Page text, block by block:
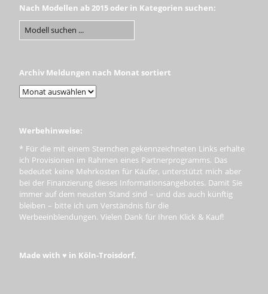
Nach Modellen ab 2015 oder in Kategorien suchen:
Archiv Meldungen nach Monat sortiert
Werbehinweise:
* Für die mit einem Sternchen gekennzeichneten Links erhalte
ich Provisionen im Rahmen eines Partnerprogramms. Das
bedeutet keine Mehrkosten für Käufer, unterstützt mich aber
bei der Finanzierung dieses Informationsangebotes. Damit Sie
immer auf dem neusten Stand sind – und das auch künftig
bleiben – bitte ich um Verständnis für die
Werbeeinblendungen. Vielen Dank für Ihren Klick & Kauf!
Made with ♥ in Köln-Troisdorf.